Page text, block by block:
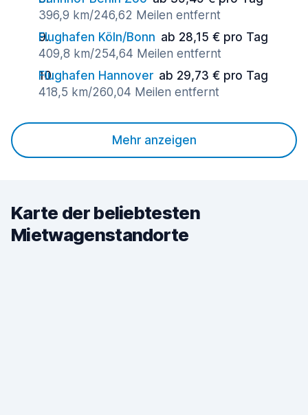
396,9 km/246,62 Meilen entfernt
Flughafen Köln/Bonn ab 28,15 € pro Tag
409,8 km/254,64 Meilen entfernt
Flughafen Hannover ab 29,73 € pro Tag
418,5 km/260,04 Meilen entfernt
Mehr anzeigen
Karte der beliebtesten
Mietwagenstandorte